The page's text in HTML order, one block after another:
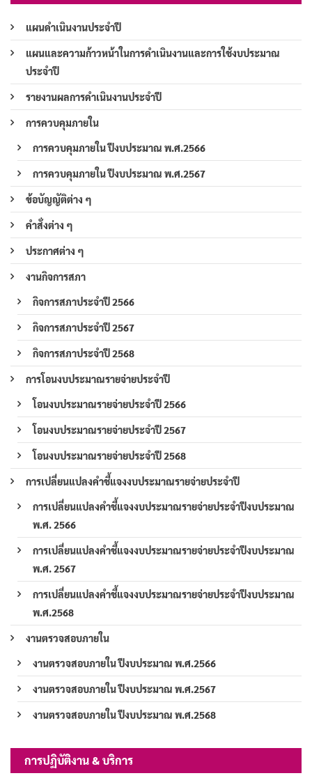
แผนดำเนินงานประจำปี
แผนและความก้าวหน้าในการดำเนินงานและการใช้งบประมาณ
ประจำปี
รายงานผลการดำเนินงานประจำปี
การควบคุมภายใน
การควบคุมภายใน ปีงบประมาณ พ.ศ.2566
การควบคุมภายใน ปีงบประมาณ พ.ศ.2567
ข้อบัญญัติต่าง ๆ
คำสั่งต่าง ๆ
ประกาศต่าง ๆ
งานกิจการสภา
กิจการสภาประจำปี 2566
กิจการสภาประจำปี 2567
กิจการสภาประจำปี 2568
การโอนงบประมาณรายจ่ายประจำปี
โอนงบประมาณรายจ่ายประจำปี 2566
โอนงบประมาณรายจ่ายประจำปี 2567
โอนงบประมาณรายจ่ายประจำปี 2568
การเปลี่ยนแปลงคำชี้แจงงบประมาณรายจ่ายประจำปี
การเปลี่ยนแปลงคำชี้แจงงบประมาณรายจ่ายประจำปีงบประมาณ
พ.ศ. 2566
การเปลี่ยนแปลงคำชี้แจงงบประมาณรายจ่ายประจำปีงบประมาณ
พ.ศ. 2567
การเปลี่ยนแปลงคำชี้แจงงบประมาณรายจ่ายประจำปีงบประมาณ
พ.ศ.2568
งานตรวจสอบภายใน
งานตรวจสอบภายใน ปีงบประมาณ พ.ศ.2566
งานตรวจสอบภายใน ปีงบประมาณ พ.ศ.2567
งานตรวจสอบภายใน ปีงบประมาณ พ.ศ.2568
การปฏิบัติงาน & บริการ